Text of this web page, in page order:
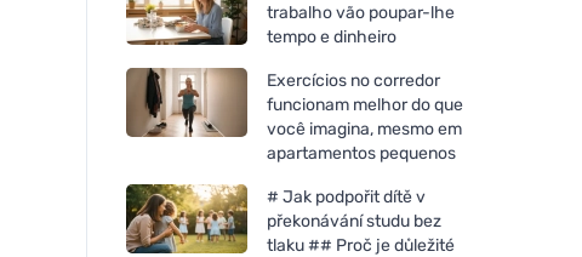
trabalho vão poupar-lhe
tempo e dinheiro
Exercícios no corredor
funcionam melhor do que
você imagina, mesmo em
apartamentos pequenos
# Jak podpořit dítě v
překonávání studu bez
tlaku ## Proč je důležité